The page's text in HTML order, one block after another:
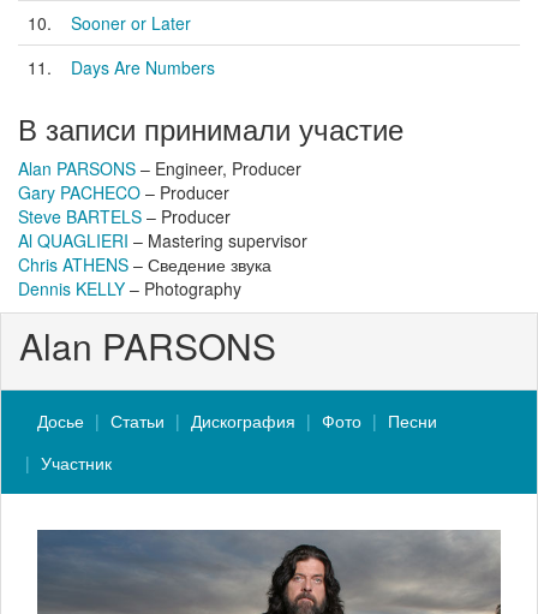
10.
Sooner or Later
11.
Days Are Numbers
В записи принимали участие
Alan PARSONS – Engineer, Producer
Gary PACHECO – Producer
Steve BARTELS – Producer
Al QUAGLIERI – Mastering supervisor
Chris ATHENS – Сведение звука
Dennis KELLY – Photography
Alan PARSONS
Досье Статьи Дискография Фото
Песни
Участник